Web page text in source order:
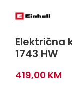
Električna
1743 HW
419,00 KM